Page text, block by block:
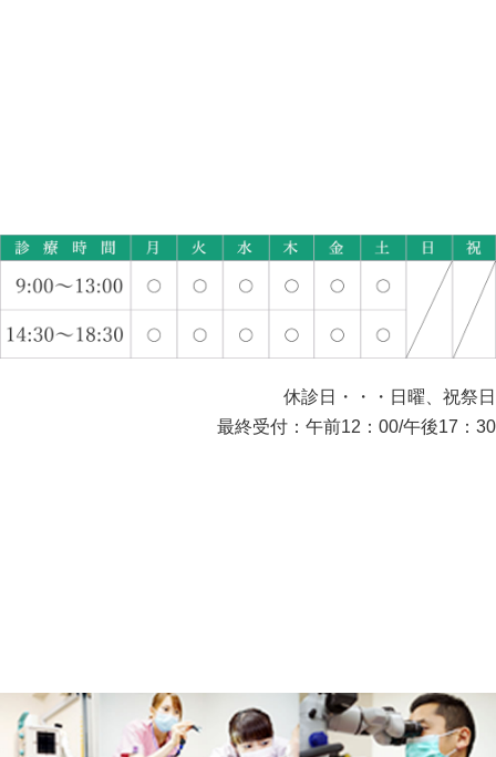
休診日・・・日曜、祝祭日
最終受付：午前12：00/午後17：30